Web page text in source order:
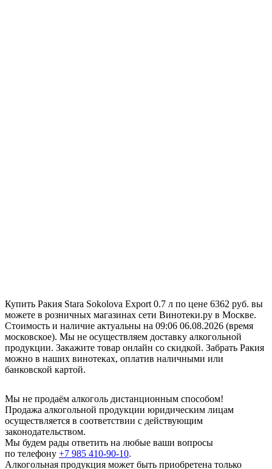
Купить Ракия Stara Sokolova Export 0.7 л по цене 6362 руб. вы
можете в розничных магазинах сети Винотеки.ру в Москве.
Стоимость и наличие актуальны на 09:06 06.08.2026 (время
московское). Мы не осуществляем доставку алкогольной
продукции. Закажите товар онлайн со скидкой. Забрать Ракия
можно в наших винотеках, оплатив наличными или
банковской картой.
Мы не продаём алкоголь дистанционным способом!
Продажа алкогольной продукции юридическим лицам
осуществляется в соответствии с действующим
законодательством.
Мы будем рады ответить на любые ваши вопросы
по телефону +7 985 410-90-10.
Алкогольная продукция может быть приобретена только